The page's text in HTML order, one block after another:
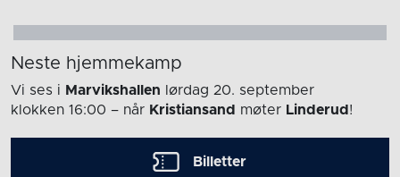
Neste hjemmekamp
Vi ses i Marvikshallen lørdag 20. september
klokken 16:00 – når Kristiansand møter Linderud !
Billetter